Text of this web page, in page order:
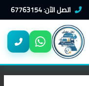
اتصل الآن: 67763154